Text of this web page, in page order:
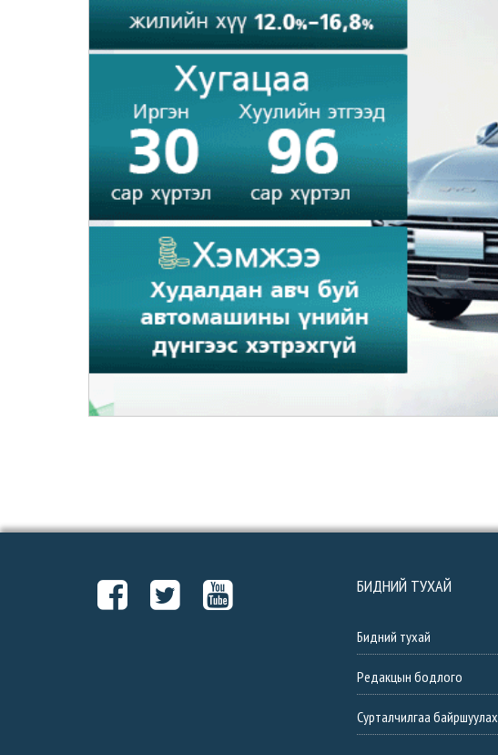
БИДНИЙ ТУХАЙ
Бидний тухай
Редакцын бодлого
Сурталчилгаа байршуулах